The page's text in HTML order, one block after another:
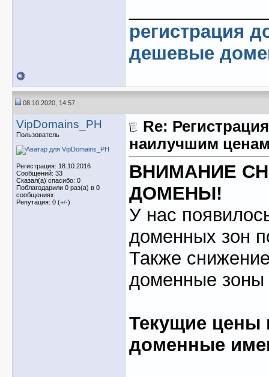
регистрация
дешевые
08.10.2020, 14:57
VipDomains_PH
Пользователь
Регистрация: 18.10.2016
Сообщений: 33
Сказал(а) спасибо: 0
Поблагодарили 0 раз(а) в 0
сообщениях
Репутация: 0 (+/-)
Re:
наилучшим
ВНИМАНИЕ
ДОМЕНЫ!
У нас
доменных зон
Также
доменные зоны
Текущие цены
доменные